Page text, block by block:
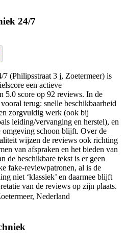
24/7
(Philipsstraat 3 j, Zoetermeer) is
een actieve
5.0 score op 92 reviews. In de
terug: snelle beschikbaarheid
zorgvuldig werk (ook bij
leiding/vervanging en herstel), en
schoon blijft. Over de
wijzen de reviews ook richting
van afspraken en het bieden van
de beschikbare tekst is er geen
fake-reviewpatronen, al is de
niet ‘klassiek’ en daarmee blijft
van de reviews op zijn plaats.
Nederland